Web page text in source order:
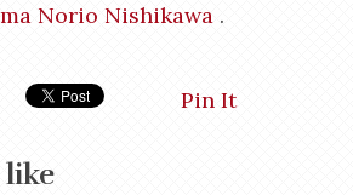
Norio Nishikawa.
Pin It
like